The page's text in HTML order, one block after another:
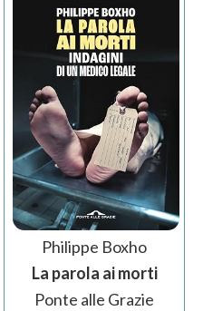
Philippe Boxho
La parola ai morti
Ponte alle Grazie